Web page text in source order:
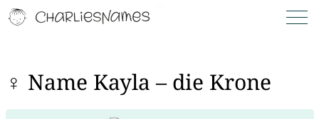
♀ Name Kayla – die Krone